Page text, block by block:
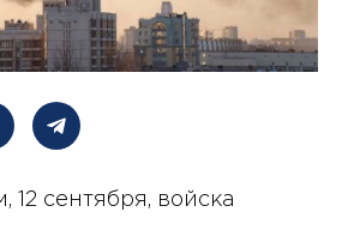
12 сентября, войска